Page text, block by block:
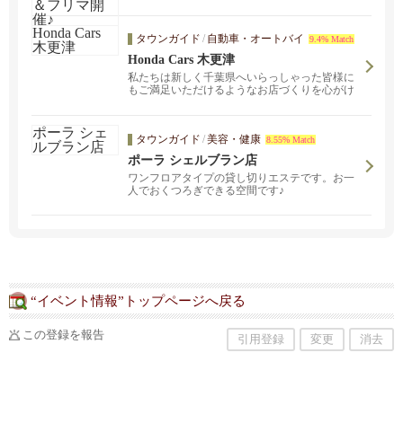
タウンガイド / 自動車・オートバイ 9.4% Match
Honda Cars 木更津
私たちは新しく千葉県へいらっしゃった皆様に
もご満足いただけるようなお店づくりを心がけ
タウンガイド /美容・健康 8.55% Match
ポーラ シェルブラン店
ワンフロアタイプの貸し切りエステです。お一
人でおくつろぎできる空間です♪
“イベント情報”トップページへ戻る
この登録を報告 引用登録 変更 消去